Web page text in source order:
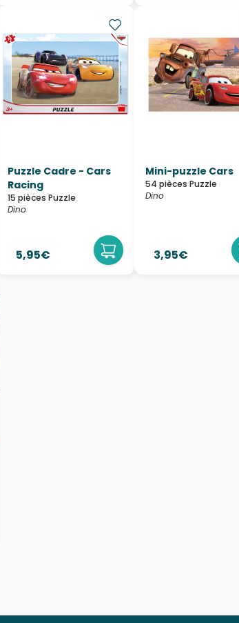
Puzzle Cadre - Cars
Racing
15 pièces Puzzle
Dino
5,95€
Mini-puzzle Cars
54 pièces Puzzle
Dino
3,95€